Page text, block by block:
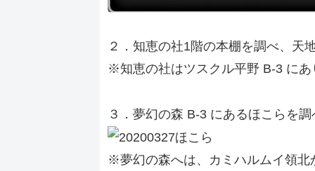
２．知恵の社1階の本棚を調べ、天
※知恵の社はツスクル平野 B-3 にあ
３．夢幻の森 B-3 にあるほこらを
※夢幻の森へは、カミハルムイ領北